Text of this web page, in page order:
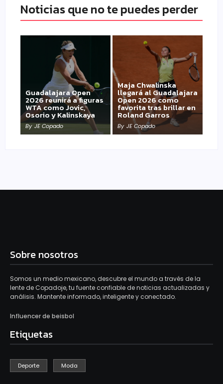
Noticias que no te puedes perder
Guadalajara Open
2026 reunirá a figuras
WTA como Jovic,
Osorio y Kalinskaya
By JE Copado
Maja Chwalinska
llegará al Guadalajara
Open 2026 como
favorita tras brillar en
Roland Garros
By JE Copado
Sobre nosotros
Somos un medio mexicano, descubre el mundo a través de la
lente de Copadoje, tu fuente confiable de noticias actualizadas y
análisis. Mantente informado, inteligente y conectado.
Influencer de beisbol
Etiquetas
Deporte Moda